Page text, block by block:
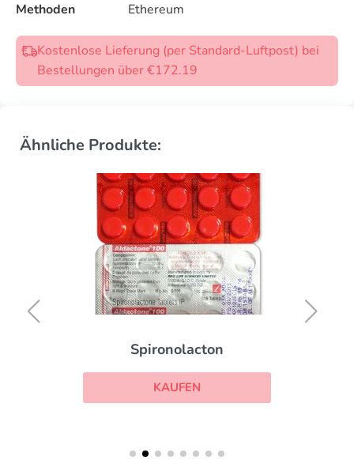
Methoden
Ethereum
Kostenlose Lieferung (per Standard-Luftpost) bei
Bestellungen über €172.19
Ähnliche Produkte:
Spironolacton
KAUFEN